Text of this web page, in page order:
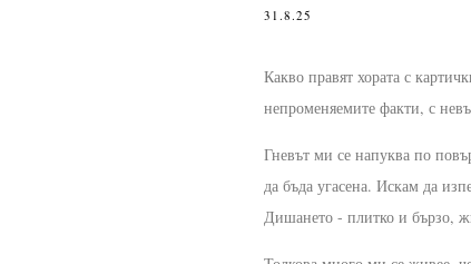
31.8.25
Какво правят хората с
непроменяемите факти, с
Гневът ми се напуква по
да бъда угасена. Искам да
Дишането - плитко и бързо,